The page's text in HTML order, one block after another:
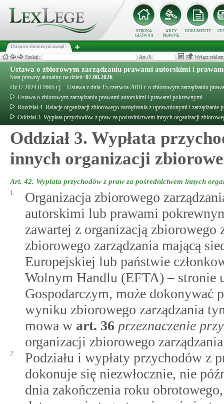
STRONA
GŁÓWNA
AKTY
PRAWNE
DOKUMENTY
Ustawa o zbiorowym zarząd...
Szukaj: Art./§ Wyłącz
Ustawa o zbiorowym zarządzaniu prawami autorskimi i
Stan prawny aktualny na dzień: 07.08.2026
Dz.U.2024.0.1665 t.j. - Ustawa z dnia 15 czerwca 2018 r. o zbiorowym zarządzaniu
Ustawa o zbiorowym zarządzaniu prawami autorskimi i prawami pokrewnymi
Rozdział 4. Relacje organizacji zbiorowego zarządzania z uprawnionymi i zarządzanie
Oddział 3. Wypłata przychodów z praw za pośrednictwem innych organizacji
Oddział 3. Wypłata
innych organizacji
Art. 42. Wypłata przychodów z praw za pośrednictwem innych
1.
Organizacja zbiorowego
autorskimi lub prawami
zawartej z organizacją zbiorowego
zbiorowego zarządzania mającą
Europejskiej lub państwie
Wolnym Handlu (EFTA) – stronie
Gospodarczym, może dokonywać
wyniku zbiorowego zarządzania
mowa w art. 36 przeznaczenie
organizacji zbiorowego
2.
Podziału i wypłaty przychodów z
dokonuje się niezwłocznie, nie
dnia zakończenia roku